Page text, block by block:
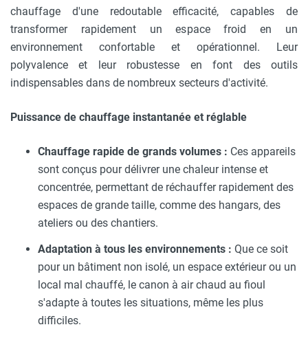
chauffage d'une redoutable efficacité, capables de
transformer rapidement un espace froid en un
environnement confortable et opérationnel. Leur
polyvalence et leur robustesse en font des outils
indispensables dans de nombreux secteurs d'activité.
Puissance de chauffage instantanée et réglable
Chauffage rapide de grands volumes : Ces appareils
sont conçus pour délivrer une chaleur intense et
concentrée, permettant de réchauffer rapidement des
espaces de grande taille, comme des hangars, des
ateliers ou des chantiers.
Adaptation à tous les environnements : Que ce soit
pour un bâtiment non isolé, un espace extérieur ou un
local mal chauffé, le canon à air chaud au fioul
s'adapte à toutes les situations, même les plus
difficiles.